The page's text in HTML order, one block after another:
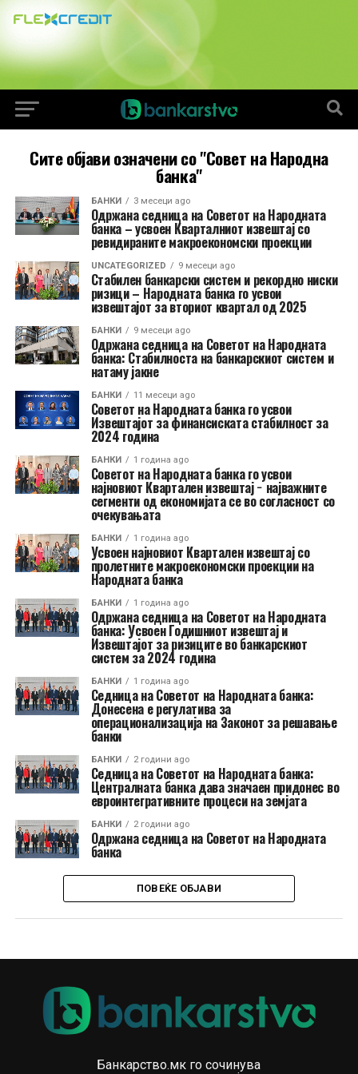
Сите објави означени со "Совет на Народна
банка"
БАНКИ 3 месеци ago
Одржана седница на Советот на Народната
банка – усвоен Кварталниот извештај со
ревидираните макроекономски проекции
UNCATEGORIZED 9 месеци ago
Стабилен банкарски систем и рекордно ниски
ризици – Народната банка го усвои
извештајот за вториот квартал од 2025
БАНКИ 9 месеци ago
Одржана седница на Советот на Народната
банка: Стабилноста на банкарскиот систем и
натаму јакне
БАНКИ 11 месеци ago
Советот на Народната банка го усвои
Извештајот за финансиската стабилност за
2024 година
БАНКИ 1 година ago
Советот на Народната банка го усвои
најновиот Квартален извештај − најважните
сегменти од економијата се во согласност со
очекувањата
БАНКИ 1 година ago
Усвоен најновиот Квартален извештај со
пролетните макроекономски проекции на
Народната банка
БАНКИ 1 година ago
Одржана седница на Советот на Народната
банка: Усвоен Годишниот извештај и
Извештајот за ризиците во банкарскиот
систем за 2024 година
БАНКИ 1 година ago
Седница на Советот на Народната банка:
Донесена е регулатива за
операционализација на Законот за решавање
банки
БАНКИ 2 години ago
Седница на Советот на Народната банка:
Централната банка дава значаен придонес во
евроинтегративните процеси на земјата
БАНКИ 2 години ago
Одржана седница на Советот на Народната
банка
ПОВЕЌЕ ОБЈАВИ
Банкарство.мк го сочинува